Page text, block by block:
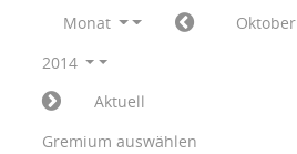
Monat
Oktober
2014
Aktuell
Gremium auswählen